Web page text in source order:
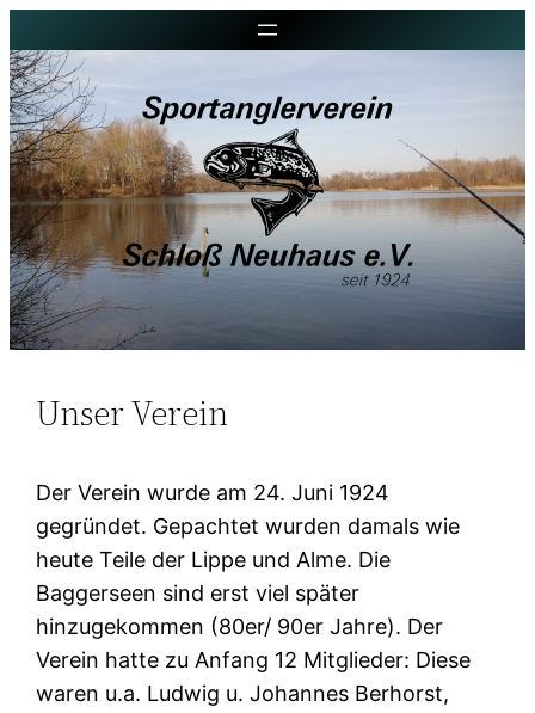
Unser Verein
Der Verein wurde am 24. Juni 1924
gegründet. Gepachtet wurden damals wie
heute Teile der Lippe und Alme. Die
Baggerseen sind erst viel später
hinzugekommen (80er/ 90er Jahre). Der
Verein hatte zu Anfang 12 Mitglieder: Diese
waren u.a. Ludwig u. Johannes Berhorst,